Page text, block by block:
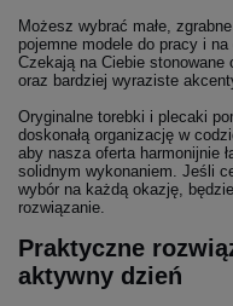
Możesz wybrać małe,
pojemne modele do pracy i na
Czekają na Ciebie
oraz bardziej wyraziste
Oryginalne torebki i plecaki
doskonałą organizację w
aby nasza oferta harmonijnie
solidnym wykonaniem. Jeśli
wybór na każdą okazję,
rozwiązanie.
Praktyczne
aktywny dzień